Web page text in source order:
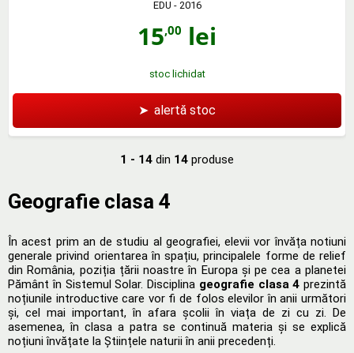
EDU - 2016
15,00 lei
stoc lichidat
➤ alertă stoc
1 - 14 din 14 produse
Geografie clasa 4
În acest prim an de studiu al geografiei, elevii vor învăța notiuni
generale privind orientarea în spațiu, principalele forme de relief
din România, poziția țării noastre în Europa și pe cea a planetei
Pământ în Sistemul Solar. Disciplina geografie clasa 4 prezintă
noțiunile introductive care vor fi de folos elevilor în anii următori
și, cel mai important, în afara școlii în viața de zi cu zi. De
asemenea, în clasa a patra se continuă materia și se explică
noțiuni învățate la Științele naturii în anii precedenți.